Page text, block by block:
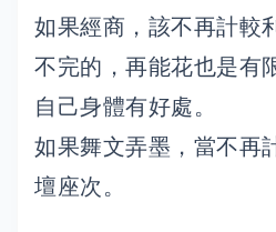
如果經商，該不再計較
不完的，再能花也是有
自己身體有好處。
如果舞文弄墨，當不再
壇座次。